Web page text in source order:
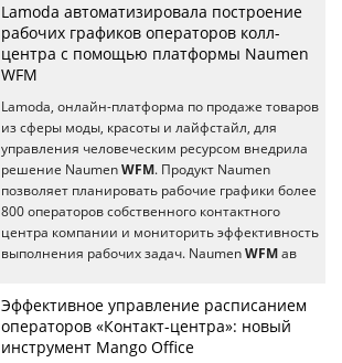
Lamoda автоматизировала построение
рабочих графиков операторов колл-
центра с помощью платформы Naumen
WFM
Lamoda, онлайн-платформа по продаже товаров
из сферы моды, красоты и лайфстайл, для
управления человеческим ресурсом внедрила
решение Naumen WFM. Продукт Naumen
позволяет планировать рабочие графики более
800 операторов собственного контактного
центра компании и мониторить эффективность
выполнения рабочих задач. Naumen WFM ав
Эффективное управление расписанием
операторов «Контакт-центра»: новый
инструмент Mango Office